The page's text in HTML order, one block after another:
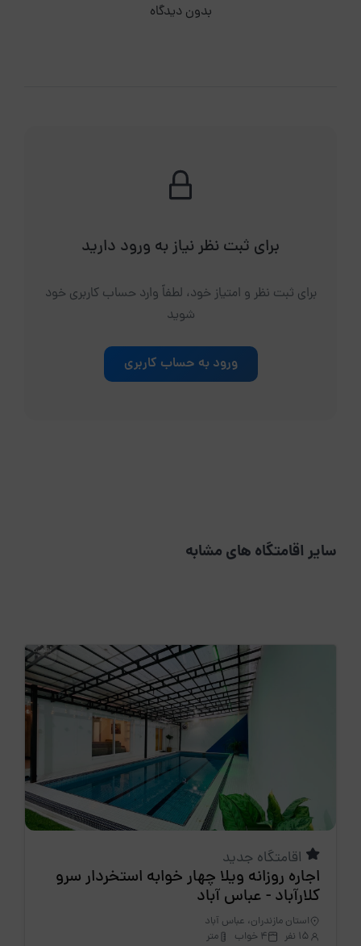
بدون دیدگاه
برای ثبت نظر نیاز به ورود دارید
برای ثبت نظر و امتیاز خود، لطفاً وارد حساب کاربری خود
شوید
ورود به حساب کاربری
سایر اقامتگاه های مشابه
اقامتگاه جدید
اجاره روزانه ویلا چهار خوابه استخردار سرو
کلارآباد - عباس آباد
استان مازندران، عباس آباد
15 نفر
4 خواب متر